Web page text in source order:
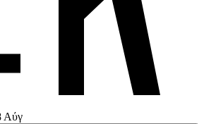
Αύγ